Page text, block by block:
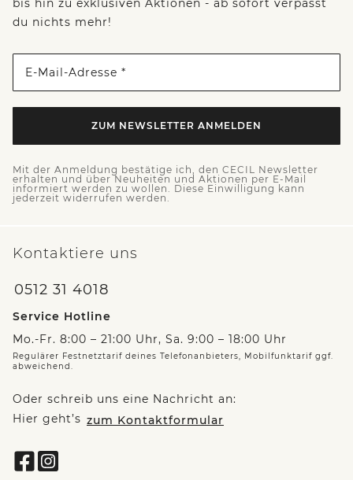
du nichts mehr!
E-Mail-Adresse *
ZUM NEWSLETTER ANMELDEN
Mit der Anmeldung bestätige ich, den CECIL Newsletter
erhalten und über Neuheiten und Aktionen per E-Mail
informiert werden zu wollen. Diese Einwilligung kann
jederzeit widerrufen werden.
Kontaktiere uns
0512 31 4018
Service Hotline
Mo.-Fr. 8:00 – 21:00 Uhr, Sa. 9:00 – 18:00 Uhr
Regulärer Festnetztarif deines Telefonanbieters, Mobilfunktarif ggf.
abweichend.
Oder schreib uns eine Nachricht an:
Hier geht’s zum Kontaktformular